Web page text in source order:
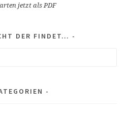
jetzt als PDF
DER FINDET…